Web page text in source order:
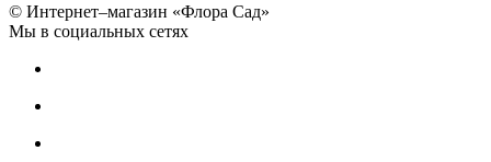
© Интернет–магазин «Флора Сад»
Мы в социальных сетях